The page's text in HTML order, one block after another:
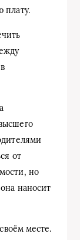
плату.
от
но
наносит
месте.